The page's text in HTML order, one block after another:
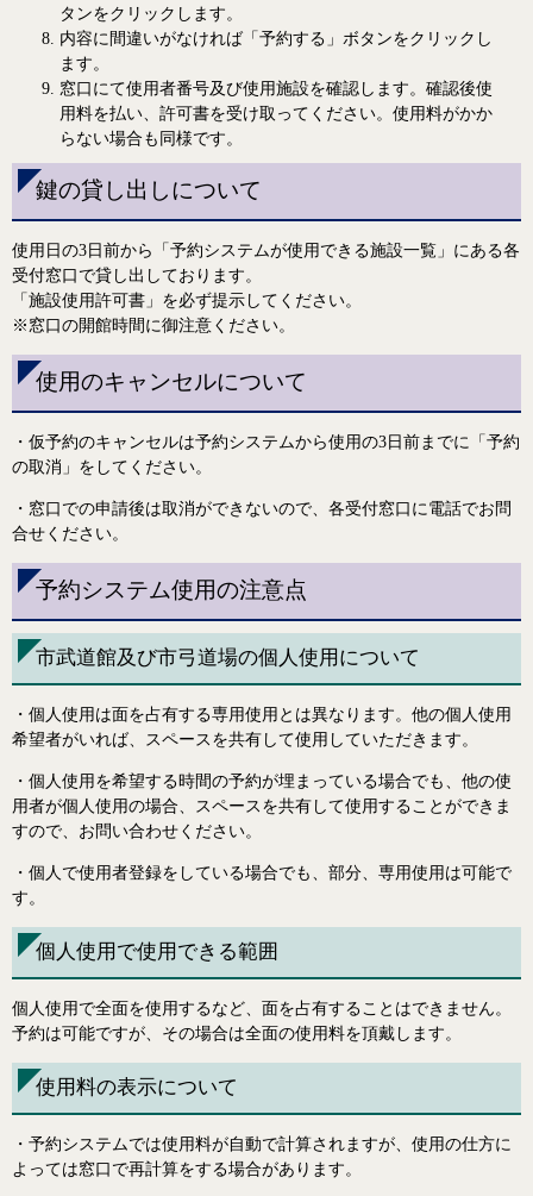
タンをクリックします。
内容に間違いがなければ「予約する」ボタンをクリックし
ます。
窓口にて使用者番号及び使用施設を確認します。確認後使
用料を払い、許可書を受け取ってください。使用料がかか
らない場合も同様です。
鍵の貸し出しについて
使用日の3日前から「予約システムが使用できる施設一覧」にある各
受付窓口で貸し出しております。
「施設使用許可書」を必ず提示してください。
※窓口の開館時間に御注意ください。
使用のキャンセルについて
・仮予約のキャンセルは予約システムから使用の3日前までに「予約
の取消」をしてください。
・窓口での申請後は取消ができないので、各受付窓口に電話でお問
合せください。
予約システム使用の注意点
市武道館及び市弓道場の個人使用について
・個人使用は面を占有する専用使用とは異なります。他の個人使用
希望者がいれば、スペースを共有して使用していただきます。
・個人使用を希望する時間の予約が埋まっている場合でも、他の使
用者が個人使用の場合、スペースを共有して使用することができま
すので、お問い合わせください。
・個人で使用者登録をしている場合でも、部分、専用使用は可能で
す。
個人使用で使用できる範囲
個人使用で全面を使用するなど、面を占有することはできません。
予約は可能ですが、その場合は全面の使用料を頂戴します。
使用料の表示について
・予約システムでは使用料が自動で計算されますが、使用の仕方に
よっては窓口で再計算をする場合があります。